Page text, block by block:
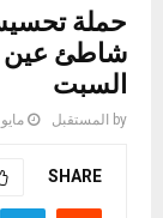
حملة
شاطئ عين
السبت
by المستقبل مايو 25, 2019
SHARE